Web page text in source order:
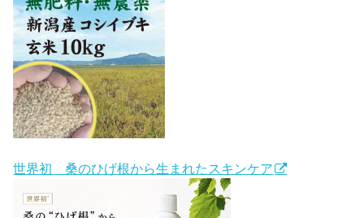
世界初 桑のひげ根から生まれたスキンケア